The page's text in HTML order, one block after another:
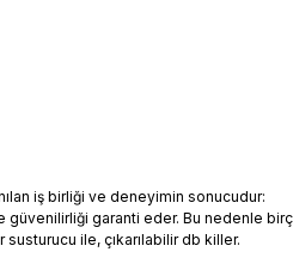
iş birliği ve deneyimin sonucudur:
güvenilirliği garanti eder. Bu nedenle
ile, çıkarılabilir db killer.